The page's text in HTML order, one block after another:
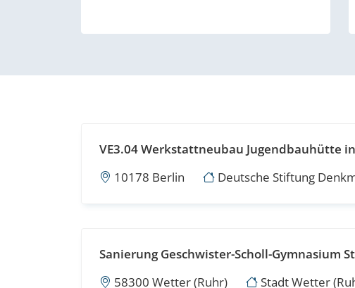
VE3.04 Werkstattneubau Jugendbauhütte
10178 Berlin
Deutsche Stiftung
Sanierung Geschwister-Scholl-Gymnasium
58300 Wetter (Ruhr)
Stadt Wetter